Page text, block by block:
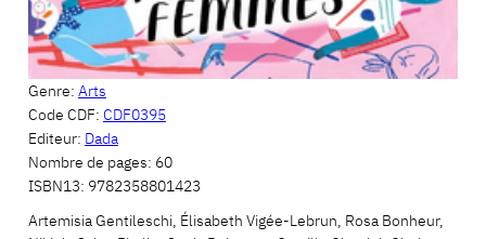
Genre: Arts
Code CDF: CDF0395
Editeur: Dada
Nombre de pages: 60
ISBN13: 9782358801423
Artemisia Gentileschi, Élisabeth Vigée-Lebrun, Rosa Bonheur,